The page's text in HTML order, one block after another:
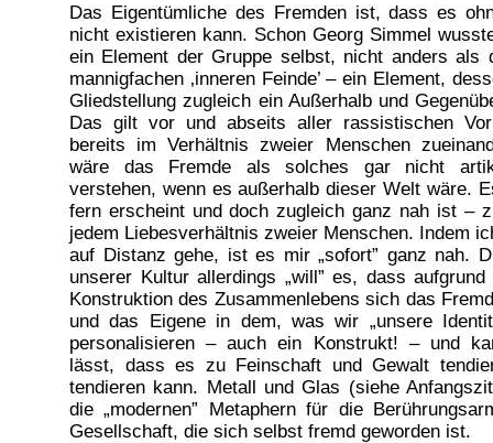
Das Eigentümliche des Fremden ist, dass es
nicht existieren kann. Schon Georg Simmel
ein Element der Gruppe selbst, nicht anders als
mannigfachen ‚inneren Feinde’ – ein Element,
Gliedstellung zugleich ein Außerhalb und
Das gilt vor und abseits aller rassistischen
bereits im Verhältnis zweier Menschen
wäre das Fremde als solches gar nicht
verstehen, wenn es außerhalb dieser Welt wäre.
fern erscheint und doch zugleich ganz nah ist –
jedem Liebesverhältnis zweier Menschen. Indem
auf Distanz gehe, ist es mir „sofort” ganz nah.
unserer Kultur allerdings „will” es, dass aufgrund
Konstruktion des Zusammenlebens sich das
und das Eigene in dem, was wir „unsere
personalisieren – auch ein Konstrukt! – und
lässt, dass es zu Feinschaft und Gewalt
tendieren kann. Metall und Glas (siehe
die „modernen” Metaphern für die
Gesellschaft, die sich selbst fremd geworden ist.